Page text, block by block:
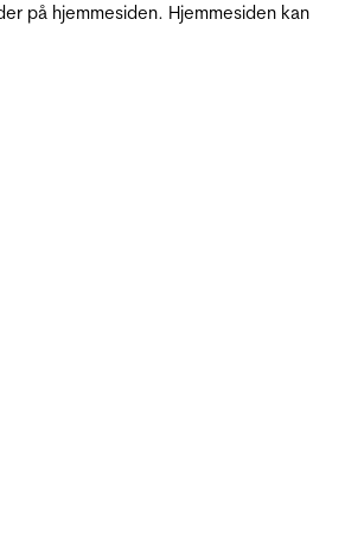
på hjemmesiden. Hjemmesiden kan